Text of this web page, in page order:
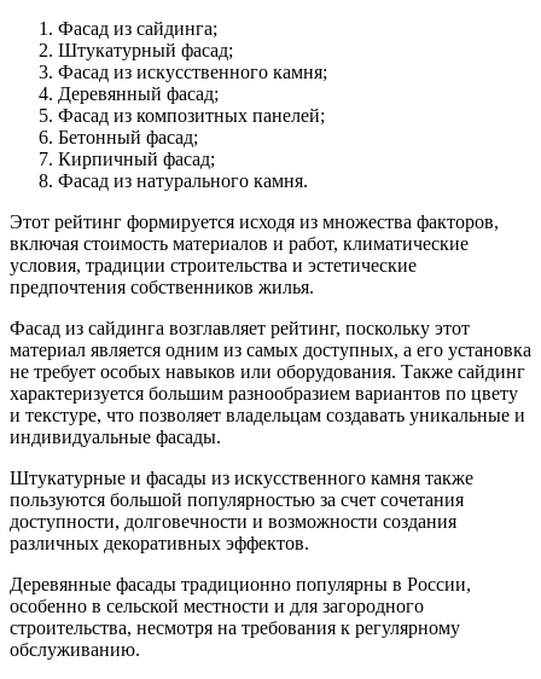
Фасад из сайдинга;
Штукатурный фасад;
Фасад из искусственного камня;
Деревянный фасад;
Фасад из композитных панелей;
Бетонный фасад;
Кирпичный фасад;
Фасад из натурального камня.
Этот рейтинг формируется исходя из множества факторов,
включая стоимость материалов и работ, климатические
условия, традиции строительства и эстетические
предпочтения собственников жилья.
Фасад из сайдинга возглавляет рейтинг, поскольку этот
материал является одним из самых доступных, а его установка
не требует особых навыков или оборудования. Также сайдинг
характеризуется большим разнообразием вариантов по цвету
и текстуре, что позволяет владельцам создавать уникальные и
индивидуальные фасады.
Штукатурные и фасады из искусственного камня также
пользуются большой популярностью за счет сочетания
доступности, долговечности и возможности создания
различных декоративных эффектов.
Деревянные фасады традиционно популярны в России,
особенно в сельской местности и для загородного
строительства, несмотря на требования к регулярному
обслуживанию.